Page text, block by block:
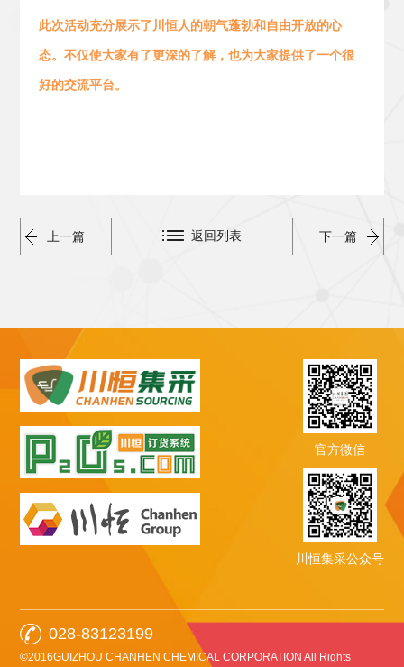
此次活动充分展示了川恒人的朝气蓬勃和 自由开放的心
态。 不仅使大家有了更深的了解，也为大家提供了一个很
好的交流平台。
上一篇 下一篇
返回列表
官方微信
川恒集采公众号
028-83123199
©2016GUIZHOU CHANHEN CHEMICAL CORPORATION All Rights